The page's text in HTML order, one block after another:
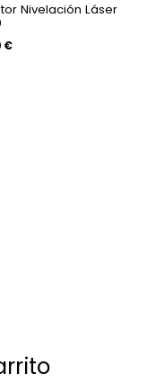
Nivelación Láser
€